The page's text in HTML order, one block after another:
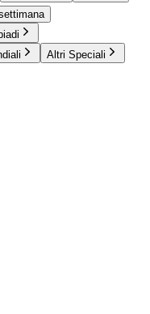
Altri Speciali